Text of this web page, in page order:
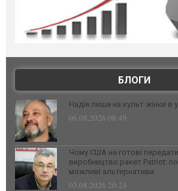
БЛОГИ
Надія лише на культ жінки в
06.08.2026 08:49
Чому США не готові передати
виробництво ракет Patriot:
можливі альтернативи
03.08.2026 20:24